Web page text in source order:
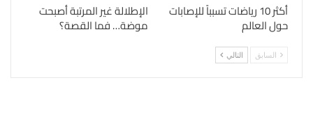
أكثر 10 رياضات تسبباً للإصابات
حول العالم
الإطلالة غير المرتبة أصبحت
موضة… فما القصة؟
السابق التالي